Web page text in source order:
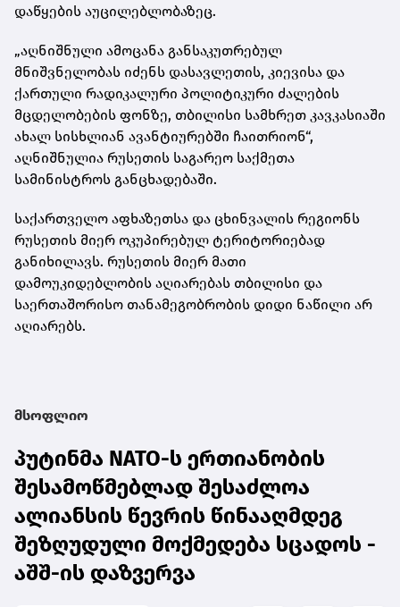
დაწყების აუცილებლობაზეც.
„აღნიშნული ამოცანა განსაკუთრებულ
მნიშვნელობას იძენს დასავლეთის, კიევისა და
ქართული რადიკალური პოლიტიკური ძალების
მცდელობების ფონზე, თბილისი სამხრეთ კავკასიაში
ახალ სისხლიან ავანტიურებში ჩაითრიონ“,
აღნიშნულია რუსეთის საგარეო საქმეთა
სამინისტროს განცხადებაში.
საქართველო აფხაზეთსა და ცხინვალის რეგიონს
რუსეთის მიერ ოკუპირებულ ტერიტორიებად
განიხილავს. რუსეთის მიერ მათი
დამოუკიდებლობის აღიარებას თბილისი და
საერთაშორისო თანამეგობრობის დიდი ნაწილი არ
აღიარებს.
მსოფლიო
პუტინმა NATO-ს ერთიანობის
შესამოწმებლად შესაძლოა
ალიანსის წევრის წინააღმდეგ
შეზღუდული მოქმედება სცადოს -
აშშ-ის დაზვერვა